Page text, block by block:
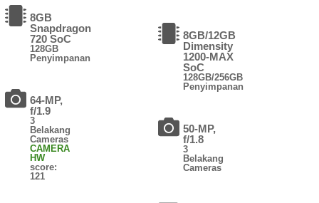
8GB
Snapdragon
720 SoC
128GB
Penyimpanan
64-MP,
f/1.9
3
Belakang
Cameras
CAMERA
HW
score:
121
8GB/12GB
Dimensity
1200-MAX
SoC
128GB/256GB
Penyimpanan
50-MP,
f/1.8
3
Belakang
Cameras